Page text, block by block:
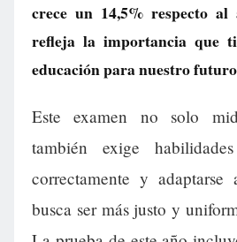
crece un 14,5% respecto al
refleja la importancia que
educación para nuestro
Este examen no solo
también exige
correctamente y
busca ser más justo y